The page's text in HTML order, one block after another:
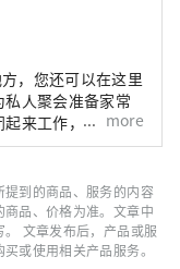
，您还可以在这里
人聚会准备家常
来工作，或者放
友，甚至独自一
more
到的商品、服务的内容
品、价格为准。文章中
文章发布后，产品或服
或使用相关产品服务。